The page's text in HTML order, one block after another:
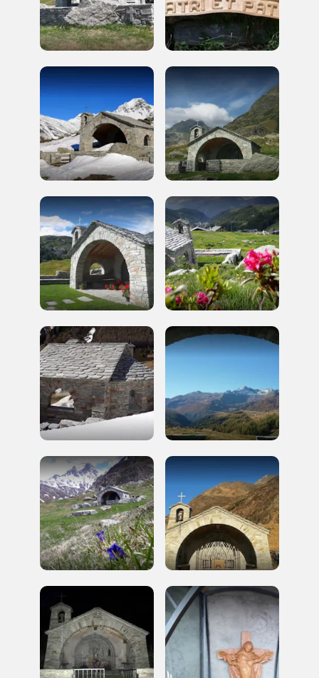
Ingresso gratuito
nei Beni FAI tutto l'anno
Gratis
Museo
Napoli
Palazzo Strozzi
Firenze
Gallerie
Milano
Tutto questo non
sarebbe possibile
senza di te
FAI - FONDO PER L'AMBIENTE ITALIANO ETS - Via Carlo Foldi, 2 - 20135
Milano
Tel. 02 4676151 - Fax 02 48193631
P.I.: 04358650150 - C.F.: 80102030154 - PEC:
Fondazione nazionale senza scopo di lucro per la tutela e la valorizzazione
dell'arte, della natura e del paesaggio italiani.
Riconosciuta con DPR 941 del 3.12.1975 - Iscritta al RUNTS rep. n. 2092